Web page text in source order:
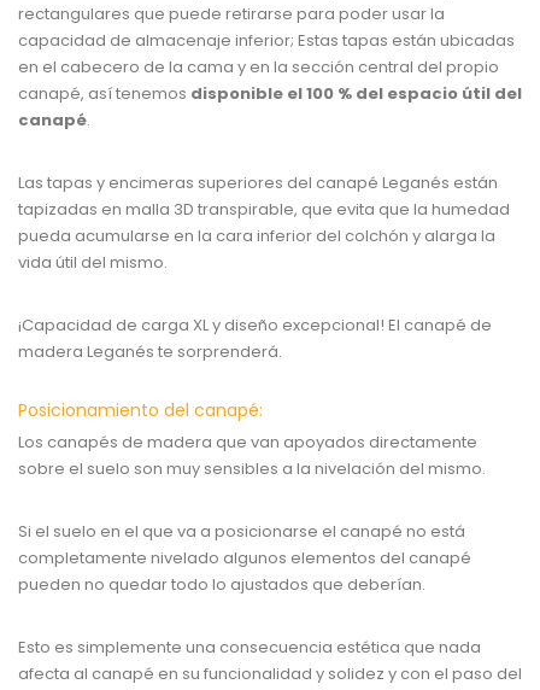
rectangulares que puede retirarse para poder usar la
capacidad de almacenaje inferior; Estas tapas están ubicadas
en el cabecero de la cama y en la sección central del propio
canapé, así tenemos disponible el 100 % del espacio útil del
canapé.
Las tapas y encimeras superiores del canapé Leganés están
tapizadas en malla 3D transpirable, que evita que la humedad
pueda acumularse en la cara inferior del colchón y alarga la
vida útil del mismo.
¡Capacidad de carga XL y diseño excepcional! El canapé de
madera Leganés te sorprenderá.
Posicionamiento del canapé:
Los canapés de madera que van apoyados directamente
sobre el suelo son muy sensibles a la nivelación del mismo.
Si el suelo en el que va a posicionarse el canapé no está
completamente nivelado algunos elementos del canapé
pueden no quedar todo lo ajustados que deberían.
Esto es simplemente una consecuencia estética que nada
afecta al canapé en su funcionalidad y solidez y con el paso del